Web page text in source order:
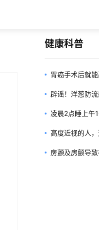
健康科普
胃癌手术后就
惕！
辟谣！洋葱防
凌晨2点睡上午
高度近视的人
房颤及房颤导